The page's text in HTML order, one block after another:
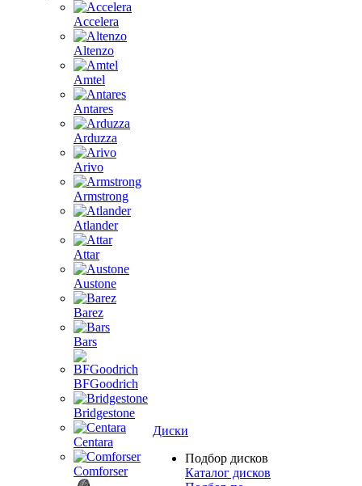
Accelera
Altenzo
Amtel
Antares
Arduzza
Arivo
Armstrong
Atlander
Attar
Austone
Barez
Bars
BFGoodrich
Bridgestone
Centara
Comforser
Диски
Подбор дисков
Каталог дисков